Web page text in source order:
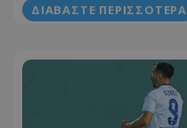
ΔΙΑΒΆΣΤΕ ΠΕΡΙΣΣΌΤΕΡΑ